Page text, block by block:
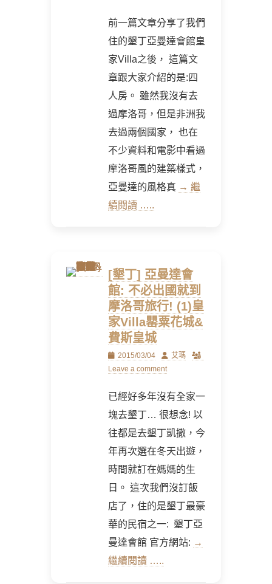
前一篇文章分享了我們
住的墾丁亞曼達會館皇
家Villa之後， 這篇文
章跟大家介紹的是:四
人房。 雖然我沒有去
過摩洛哥，但是非洲我
去過兩個國家， 也在
不少資料和電影中看過
摩洛哥風的建築樣式，
亞曼達的風格真 → 繼
續閱讀 …..
[墾丁] 亞曼達會
館: 不必出國就到
摩洛哥旅行! (1)皇
家Villa罌粟花城&
費斯皇城
Posted
on
2015/03/04 Author
艾瑪
Leave a comment
已經好多年沒有全家一
塊去墾丁… 很想念! 以
往都是去墾丁凱撒，今
年再次選在冬天出遊，
時間就訂在媽媽的生
日。 這次我們沒訂飯
店了，住的是墾丁最豪
華的民宿之一: 墾丁亞
曼達會館 官方網站: →
繼續閱讀 …..